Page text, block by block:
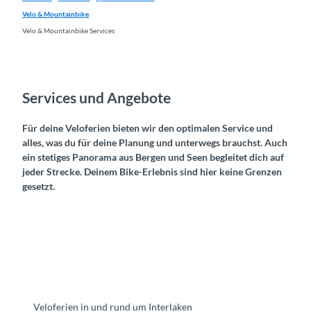
Velo & Mountainbike
Velo & Mountainbike Services
Services und Angebote
Für deine Veloferien bieten wir den optimalen Service und
alles, was du für deine Planung und unterwegs brauchst. Auch
ein stetiges Panorama aus Bergen und Seen begleitet dich auf
jeder Strecke. Deinem Bike-Erlebnis sind hier keine Grenzen
gesetzt.
Veloferien in und rund um Interlaken